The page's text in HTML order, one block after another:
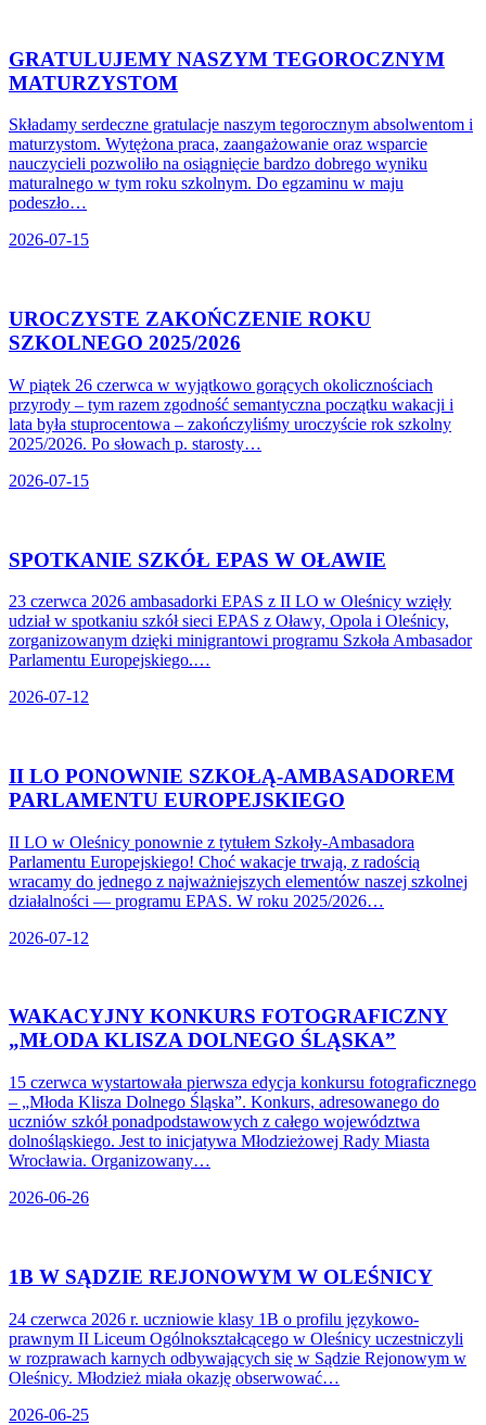
GRATULUJEMY NASZYM TEGOROCZNYM
MATURZYSTOM
Składamy serdeczne gratulacje naszym tegorocznym absolwentom i
maturzystom. Wytężona praca, zaangażowanie oraz wsparcie
nauczycieli pozwoliło na osiągnięcie bardzo dobrego wyniku
maturalnego w tym roku szkolnym. Do egzaminu w maju
podeszło…
2026-07-15
UROCZYSTE ZAKOŃCZENIE ROKU
SZKOLNEGO 2025/2026
W piątek 26 czerwca w wyjątkowo gorących okolicznościach
przyrody – tym razem zgodność semantyczna początku wakacji i
lata była stuprocentowa – zakończyliśmy uroczyście rok szkolny
2025/2026. Po słowach p. starosty…
2026-07-15
SPOTKANIE SZKÓŁ EPAS W OŁAWIE
23 czerwca 2026 ambasadorki EPAS z II LO w Oleśnicy wzięły
udział w spotkaniu szkół sieci EPAS z Oławy, Opola i Oleśnicy,
zorganizowanym dzięki minigrantowi programu Szkoła Ambasador
Parlamentu Europejskiego.…
2026-07-12
II LO PONOWNIE SZKOŁĄ-AMBASADOREM
PARLAMENTU EUROPEJSKIEGO
II LO w Oleśnicy ponownie z tytułem Szkoły-Ambasadora
Parlamentu Europejskiego! Choć wakacje trwają, z radością
wracamy do jednego z najważniejszych elementów naszej szkolnej
działalności — programu EPAS. W roku 2025/2026…
2026-07-12
WAKACYJNY KONKURS FOTOGRAFICZNY
„MŁODA KLISZA DOLNEGO ŚLĄSKA”
15 czerwca wystartowała pierwsza edycja konkursu fotograficznego
– „Młoda Klisza Dolnego Śląska”. Konkurs, adresowanego do
uczniów szkół ponadpodstawowych z całego województwa
dolnośląskiego. Jest to inicjatywa Młodzieżowej Rady Miasta
Wrocławia. Organizowany…
2026-06-26
1B W SĄDZIE REJONOWYM W OLEŚNICY
24 czerwca 2026 r. uczniowie klasy 1B o profilu językowo-
prawnym II Liceum Ogólnokształcącego w Oleśnicy uczestniczyli
w rozprawach karnych odbywających się w Sądzie Rejonowym w
Oleśnicy. Młodzież miała okazję obserwować…
2026-06-25